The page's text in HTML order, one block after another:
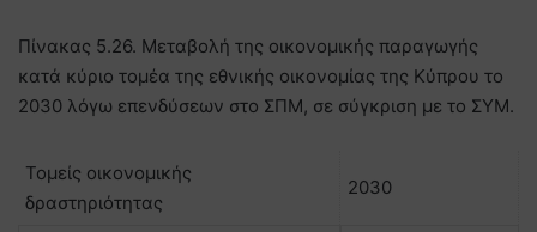
Πίνακας 5.26. Μεταβολή της οικονομικής παραγωγής
κατά κύριο τομέα της εθνικής οικονομίας της Κύπρου το
2030 λόγω επενδύσεων στο ΣΠΜ, σε σύγκριση με το ΣΥΜ.
Τομείς οικονομικής
δραστηριότητας
2030